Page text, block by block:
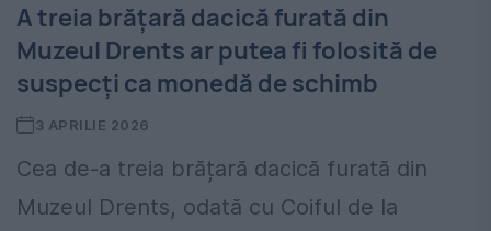
A treia brățară dacică furată din
Muzeul Drents ar putea fi folosită de
suspecți ca monedă de schimb
3 APRILIE 2026
Cea de-a treia brățară dacică furată din
Muzeul Drents, odată cu Coiful de la